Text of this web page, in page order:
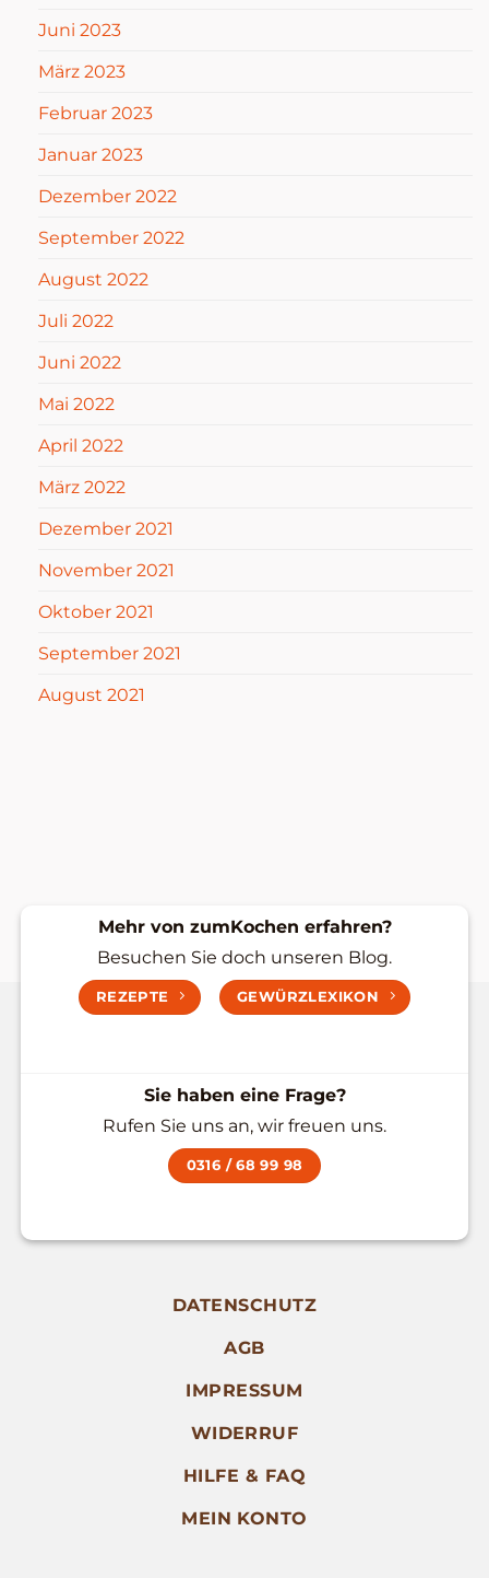
Juni 2023
März 2023
Februar 2023
Januar 2023
Dezember 2022
September 2022
August 2022
Juli 2022
Juni 2022
Mai 2022
April 2022
März 2022
Dezember 2021
November 2021
Oktober 2021
September 2021
August 2021
Mehr von zumKochen erfahren?
Besuchen Sie doch unseren Blog.
REZEPTE GEWÜRZLEXIKON
Sie haben eine Frage?
Rufen Sie uns an, wir freuen uns.
0316 / 68 99 98
DATENSCHUTZ
AGB
IMPRESSUM
WIDERRUF
HILFE & FAQ
MEIN KONTO